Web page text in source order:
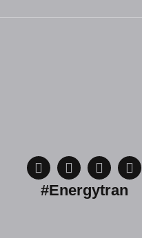
#Energytran